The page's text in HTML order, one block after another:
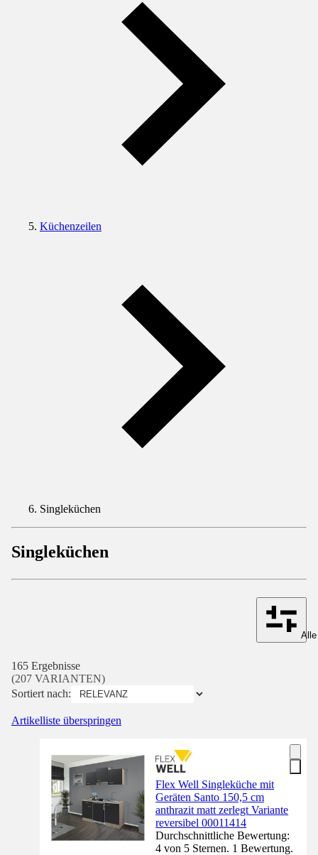
Küchenzeilen
Singleküchen
Singleküchen
165 Ergebnisse
(207 VARIANTEN)
Sortiert nach:
Artikelliste überspringen
Flex Well Singleküche mit
Geräten Santo 150,5 cm
anthrazit matt zerlegt Variante
reversibel 00011414
Durchschnittliche Bewertung:
4 von 5 Sternen. 1 Bewertung.